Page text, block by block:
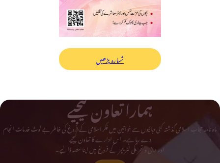
شمارہ پڑھیں
ہمارا تعاون کیجیے
ماہ نامہ حجاب اسلامی گذشتہ کئی دہائیوں سے خواتین میں فکر اسلامی کے فروغ کی خاطر بے لوث خدمات انجام
دے رہا ہے۔ اس ادارے کا تعاون کیجیے
اور دینی و تحریکی لٹریچر کے فروغ میں اپنا حصہ ڈالیے۔